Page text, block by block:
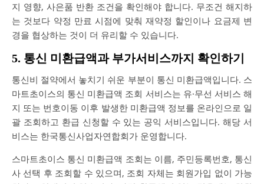
지 영향, 사은품 반환 조건을 확인해야 합니다. 무조건 해지하
는 것보다 약정 만료 시점에 맞춰 재약정 할인이나 요금제 변
경을 협상하는 것이 더 유리할 수 있습니다.
5. 통신 미환급액과 부가서비스까지 확인하기
통신비 절약에서 놓치기 쉬운 부분이 통신 미환급액입니다. 스
마트초이스의 통신 미환급액 조회 서비스는 유·무선 서비스 해
지 또는 번호이동 이후 발생한 미환급액 정보를 온라인으로 일
괄 조회하고 환급 신청할 수 있는 공익 서비스입니다. 해당 서
비스는 한국통신사업자연합회가 운영합니다.
스마트초이스 통신 미환급액 조회는 이름, 주민등록번호, 통신
사 선택 후 조회할 수 있으며, 조회 자체는 회원가입 없이 가능